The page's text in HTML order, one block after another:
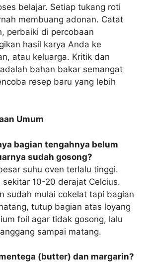
belajar. Setiap tukang roti
membuang adonan. Catat
perbaiki di percobaan
hasil karya Anda ke
atau keluarga. Kritik dan
bahan bakar semangat
resep baru yang lebih
Umum
bagian tengahnya belum
sudah gosong?
suhu oven terlalu tinggi.
sekitar 10-20 derajat Celcius.
sudah mulai cokelat tapi bagian
tutup bagian atas loyang
foil agar tidak gosong, lalu
sampai matang.
(butter) dan margarin?